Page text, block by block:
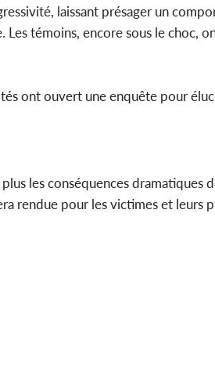
laissant présager un
Les témoins, encore sous le choc,
ont ouvert une enquête pour
les conséquences dramatiques
rendue pour les victimes et leurs